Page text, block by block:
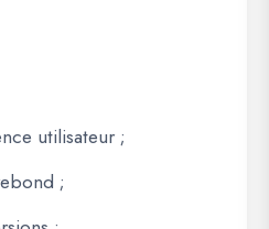
utilisateur ;
;